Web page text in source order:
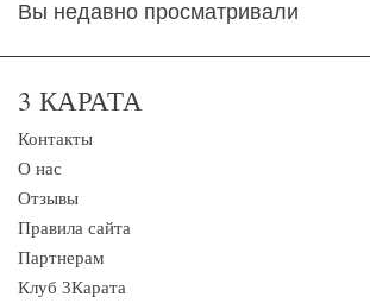
Вы недавно просматривали
3 КАРАТА
Контакты
О нас
Отзывы
Правила сайта
Партнерам
Клуб 3Карата